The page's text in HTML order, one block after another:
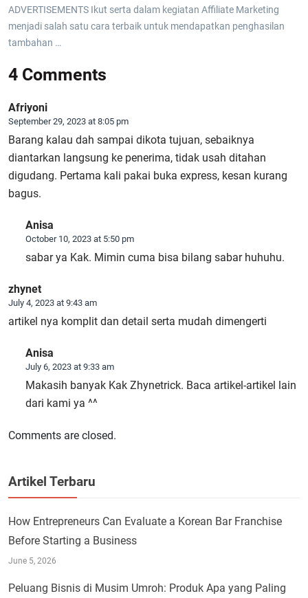
ADVERTISEMENTS Ikut serta dalam kegiatan Affiliate Marketing
menjadi salah satu cara terbaik untuk mendapatkan penghasilan
tambahan …
4 Comments
Afriyoni
September 29, 2023 at 8:05 pm
Barang kalau dah sampai dikota tujuan, sebaiknya
diantarkan langsung ke penerima, tidak usah ditahan
digudang. Pertama kali pakai buka express, kesan kurang
bagus.
Anisa
October 10, 2023 at 5:50 pm
sabar ya Kak. Mimin cuma bisa bilang sabar huhuhu.
zhynet
July 4, 2023 at 9:43 am
artikel nya komplit dan detail serta mudah dimengerti
Anisa
July 6, 2023 at 9:33 am
Makasih banyak Kak Zhynetrick. Baca artikel-artikel lain
dari kami ya ^^
Comments are closed.
Artikel Terbaru
How Entrepreneurs Can Evaluate a Korean Bar Franchise
Before Starting a Business
June 5, 2026
Peluang Bisnis di Musim Umroh: Produk Apa yang Paling